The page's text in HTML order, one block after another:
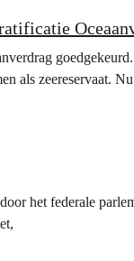
als zeereservaat.
het federale